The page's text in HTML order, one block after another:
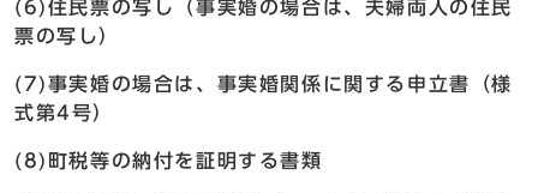
(6)住民票の写し（事実婚の場合は、夫婦両人の住民
票の写し）
(7)事実婚の場合は、事実婚関係に関する申立書（様
式第4号）
(8)町税等の納付を証明する書類